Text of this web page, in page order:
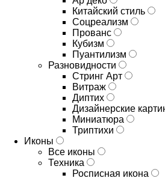
Китайский стиль
Соцреализм
Прованс
Кубизм
Пуантилизм
Разновидности
Стринг Арт
Витраж
Диптих
Дизайнерские
Миниатюра
Триптихи
Иконы
Все иконы
Техника
Росписная икона